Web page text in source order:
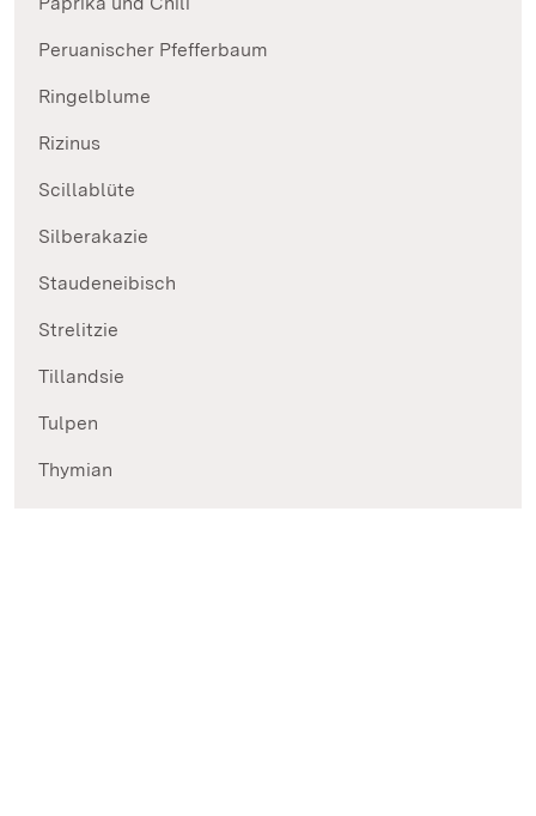
Peruanischer Pfefferbaum
Ringelblume
Rizinus
Scillablüte
Silberakazie
Staudeneibisch
Strelitzie
Tillandsie
Tulpen
Thymian